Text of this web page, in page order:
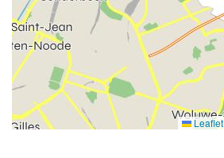
Leaflet